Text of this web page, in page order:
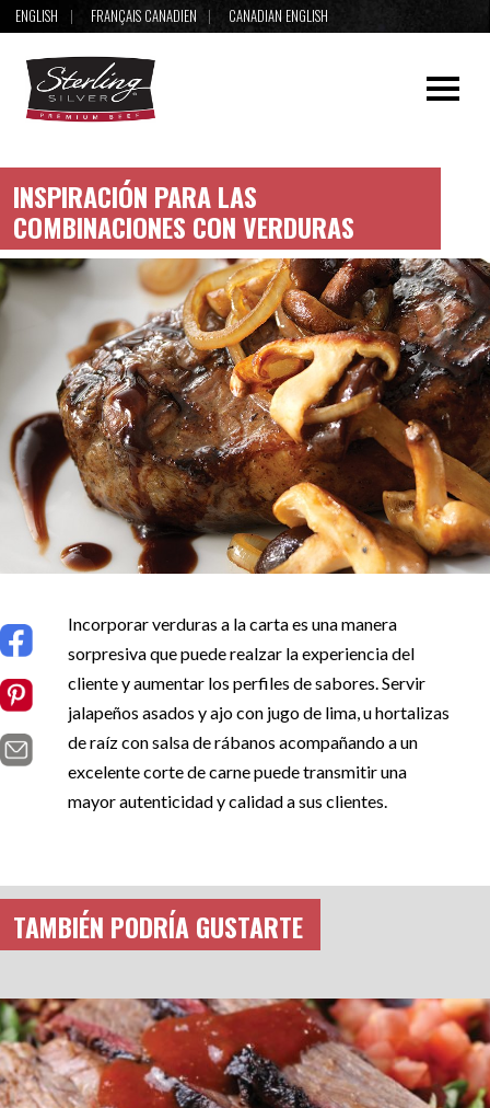
ENGLISH FRANÇAIS CANADIEN CANADIAN ENGLISH
INSPIRACIÓN PARA LAS
COMBINACIONES CON VERDURAS
Incorporar verduras a la carta es una manera
sorpresiva que puede realzar la experiencia del
cliente y aumentar los perfiles de sabores. Servir
jalapeños asados y ajo con jugo de lima, u hortalizas
de raíz con salsa de rábanos acompañando a un
excelente corte de carne puede transmitir una
mayor autenticidad y calidad a sus clientes.
TAMBIÉN PODRÍA GUSTARTE